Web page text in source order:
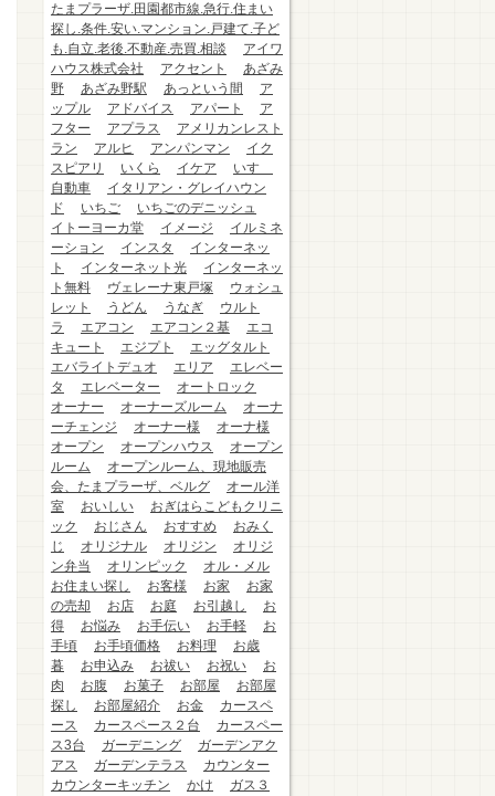
たまプラーザ.田園都市線.急行.住まい
探し.条件.安い.マンション.戸建て.子ど
も.自立.老後.不動産.売買.相談
アイワ
ハウス株式会社
アクセント
あざみ
野
あざみ野駅 あっという間
ア
ップル
アドバイス アパート
ア
フター
アプラス
アメリカンレスト
ラン
アルヒ アンパンマン
イク
スピアリ
いくら イケア
いすゞ
自動車
イタリアン・グレイハウン
ド
いちご
いちごのデニッシュ
イトーヨーカ堂
イメージ
イルミネ
ーション
インスタ
インターネッ
ト
インターネット光
インターネッ
ト無料
ヴェレーナ東戸塚
ウォシュ
レット
うどん うなぎ
ウルト
ラ
エアコン エアコン２基
エコ
キュート
エジプト
エッグタルト
エバライトデュオ
エリア
エレベー
タ
エレベーター
オートロック
オーナー
オーナーズルーム
オーナ
ーチェンジ
オーナー様
オーナ様
オープン
オープンハウス
オープン
ルーム
オープンルーム、現地販売
会、たまプラーザ、ベルグ
オール洋
室
おいしい
おぎはらこどもクリニ
ック
おじさん おすすめ
おみく
じ
オリジナル オリジン
オリジ
ン弁当
オリンピック
オル・メル
お住まい探し
お客様 お家
お家
の売却
お店 お庭 お引越し
お
得
お悩み お手伝い お手軽
お
手頃
お手頃価格 お料理
お歳
暮
お申込み お祓い お祝い
お
肉
お腹 お菓子 お部屋
お部屋
探し
お部屋紹介 お金
カースペ
ース
カースペース２台
カースペー
ス3台
ガーデニング
ガーデンアク
アス
ガーデンテラス
カウンター
カウンターキッチン
かけ
ガス３